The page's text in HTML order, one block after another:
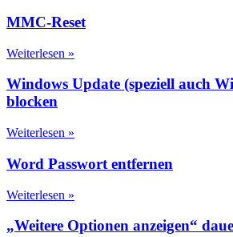
MMC-Reset
Weiterlesen »
Windows Update (speziell auch
blocken
Weiterlesen »
Word Passwort entfernen
Weiterlesen »
„Weitere Optionen anzeigen“